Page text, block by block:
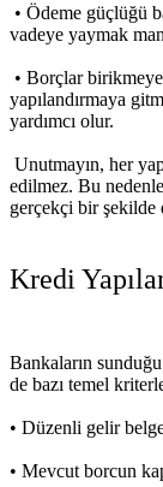
• Ödeme güçlüğü
vadeye yaymak
• Borçlar
yapılandırmaya
yardımcı olur.
Unutmayın, her
edilmez. Bu
gerçekçi bir şekilde
Kredi
Bankaların sunduğu
de bazı temel
• Düzenli gelir
• Mevcut borcun